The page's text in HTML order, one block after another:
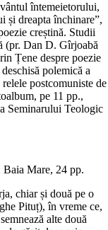
întemeietorului,
și dreapta închinare”,
creștină. Studii
(pr. Dan D. Gîrjoabă
Țene despre poezie
polemică a
postcomuniste de
pe 11 pp.,
Seminarului Teologic
Mare, 24 pp.
chiar și două pe o
Pituț), în vreme ce,
alte două